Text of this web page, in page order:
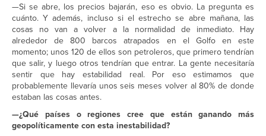
—Si se abre, los precios bajarán, eso es obvio. La pregunta es
cuánto. Y además, incluso si el estrecho se abre mañana, las
cosas no van a volver a la normalidad de inmediato. Hay
alrededor de 800 barcos atrapados en el Golfo en este
momento; unos 120 de ellos son petroleros, que primero tendrían
que salir, y luego otros tendrían que entrar. La gente necesitaría
sentir que hay estabilidad real. Por eso estimamos que
probablemente llevaría unos seis meses volver al 80% de donde
estaban las cosas antes.
—¿Qué países o regiones cree que están ganando más
geopolíticamente con esta inestabilidad?